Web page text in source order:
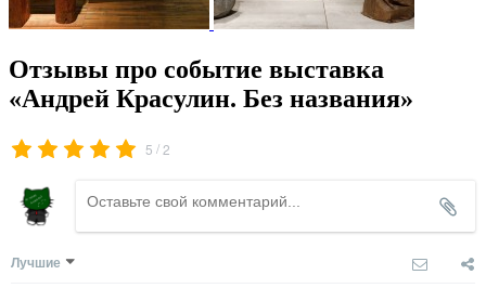
Отзывы про событие выставка
«Андрей Красулин. Без названия»
5 /2
Лучшие